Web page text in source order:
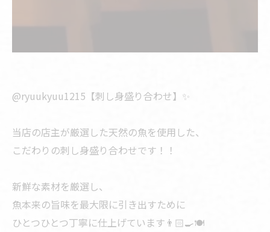
@ryuukyuu1215【刺し身盛り合わせ】✨️
当店の店主が厳選した天然の魚を使用した、
こだわりの刺し身盛り合わせです！！
新鮮な素材を厳選し、
魚本来の旨味を最大限に引き出すために
ひとつひとつ丁寧に仕上げています👨🏻‍🍳🍽